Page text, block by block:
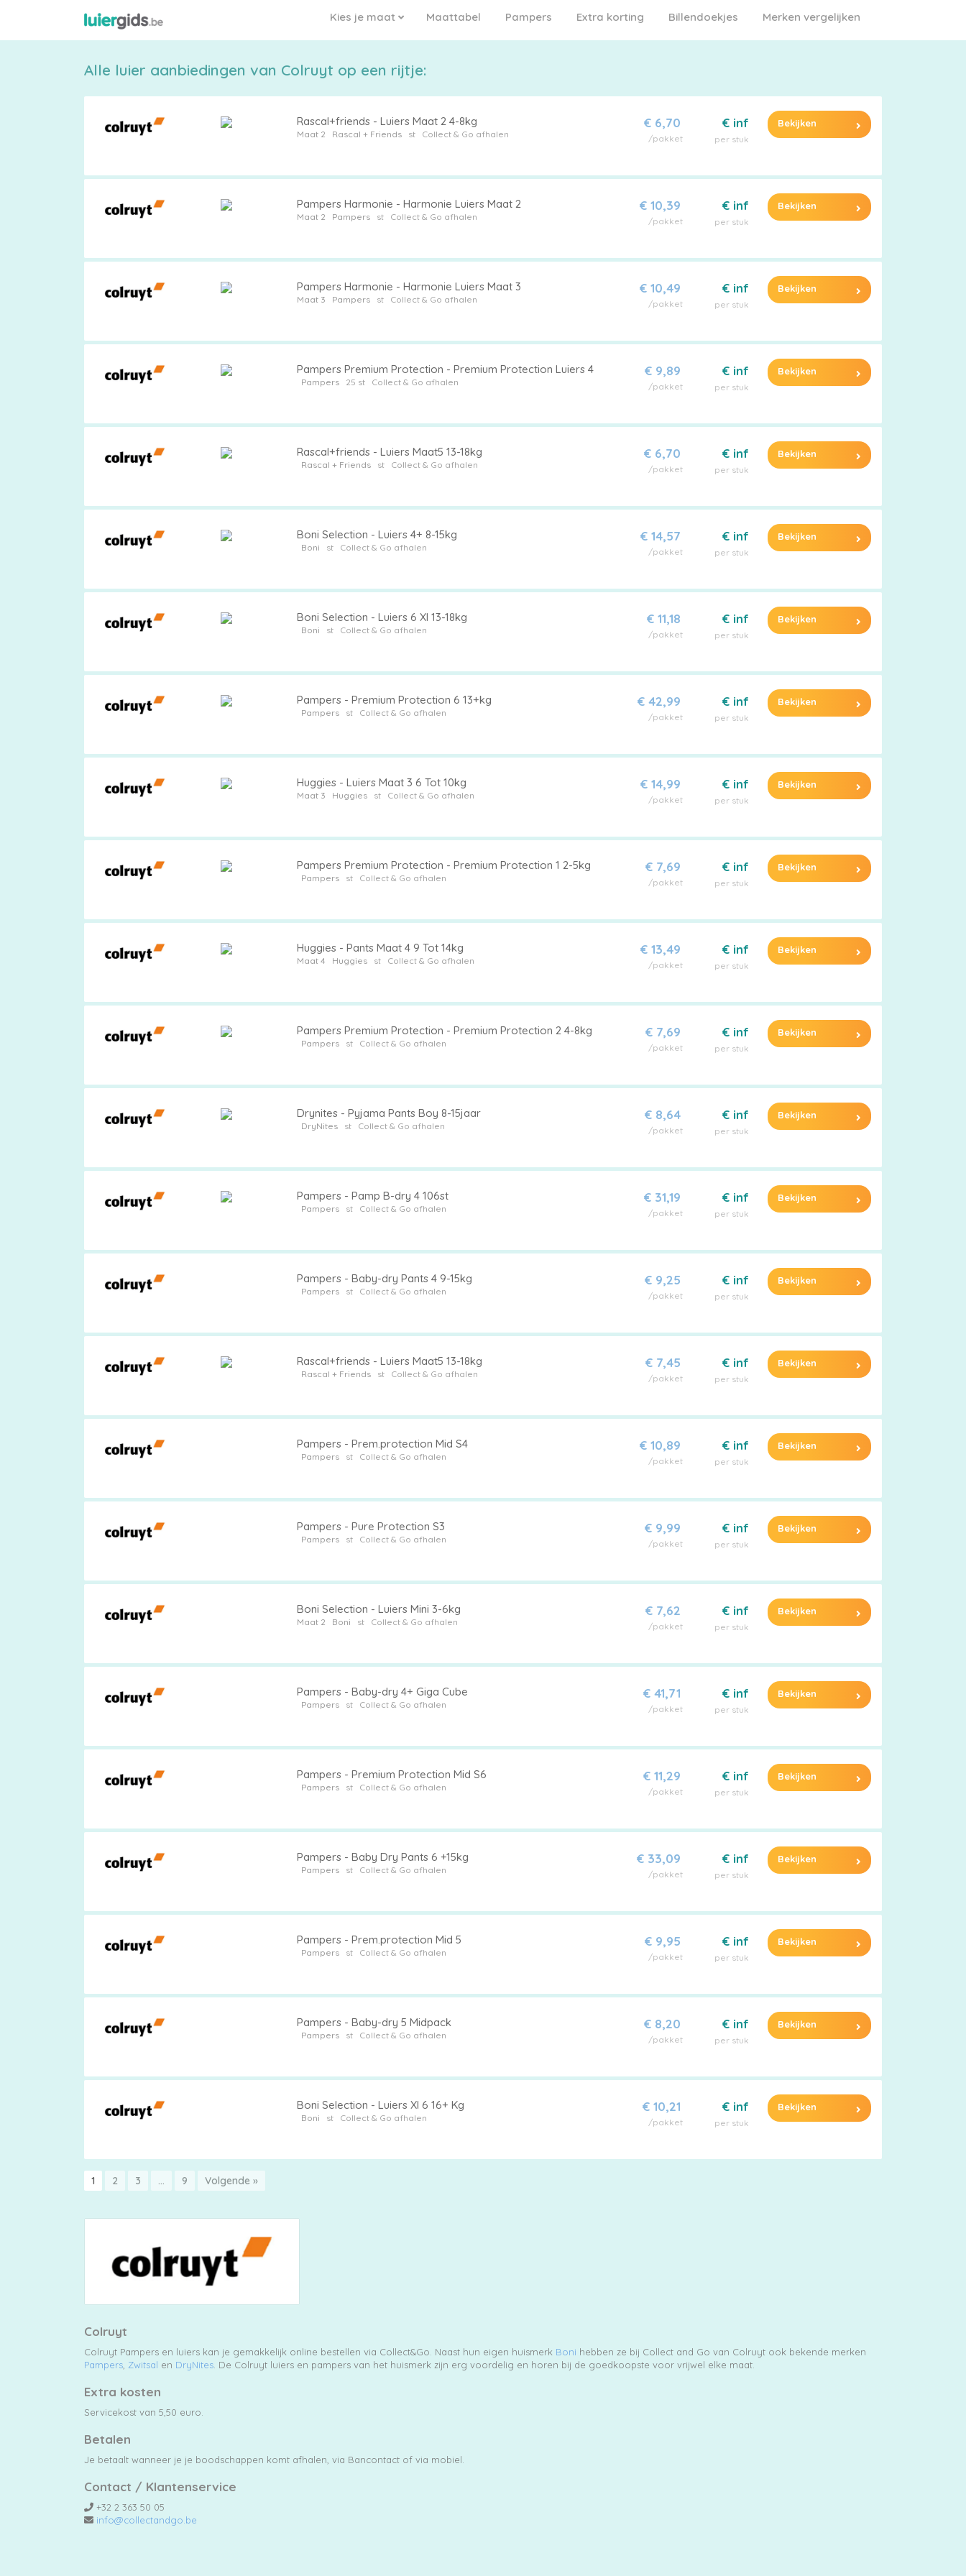
Maattabel
Billendoekjes
Maattabel
Kies je maat Pampers Extra korting Billendoekjes Merken vergelijken
Alle luier aanbiedingen van Colruyt op een rijtje:
Rascal+friends - Luiers Maat 2 4-8kg
Maat 2 Rascal + Friendsst Collect & Go afhalen
€ 6,70
/pakket
€ inf
per stuk
Bekijken
Pampers Harmonie - Harmonie Luiers Maat 2
Maat 2 Pampersst Collect & Go afhalen
€ 10,39
/pakket
€ inf
per stuk
Bekijken
Pampers Harmonie - Harmonie Luiers Maat 3
Maat 3 Pampersst Collect & Go afhalen
€ 10,49
/pakket
€ inf
per stuk
Bekijken
Pampers Premium Protection - Premium Protection Luiers 4
Pampers25 st Collect & Go afhalen
€ 9,89
/pakket
€ inf
per stuk
Bekijken
Rascal+friends - Luiers Maat5 13-18kg
Rascal + Friendsst Collect & Go afhalen
€ 6,70
/pakket
€ inf
per stuk
Bekijken
Boni Selection - Luiers 4+ 8-15kg
Boni st Collect & Go afhalen
€ 14,57
/pakket
€ inf
per stuk
Bekijken
Boni Selection - Luiers 6 Xl 13-18kg
Boni st Collect & Go afhalen
€ 11,18
/pakket
€ inf
per stuk
Bekijken
Pampers - Premium Protection 6 13+kg
Pampersst Collect & Go afhalen
€ 42,99
/pakket
€ inf
per stuk
Bekijken
Huggies - Luiers Maat 3 6 Tot 10kg
Maat 3 Huggiesst Collect & Go afhalen
€ 14,99
/pakket
€ inf
per stuk
Bekijken
Pampers Premium Protection - Premium Protection 1 2-5kg
Pampersst Collect & Go afhalen
€ 7,69
/pakket
€ inf
per stuk
Bekijken
Huggies - Pants Maat 4 9 Tot 14kg
Maat 4 Huggiesst Collect & Go afhalen
€ 13,49
/pakket
€ inf
per stuk
Bekijken
Pampers Premium Protection - Premium Protection 2 4-8kg
Pampersst Collect & Go afhalen
€ 7,69
/pakket
€ inf
per stuk
Bekijken
Drynites - Pyjama Pants Boy 8-15jaar
DryNitesst Collect & Go afhalen
€ 8,64
/pakket
€ inf
per stuk
Bekijken
Pampers - Pamp B-dry 4 106st
Pampersst Collect & Go afhalen
€ 31,19
/pakket
€ inf
per stuk
Bekijken
Pampers - Baby-dry Pants 4 9-15kg
Pampersst Collect & Go afhalen
€ 9,25
/pakket
€ inf
per stuk
Bekijken
Rascal+friends - Luiers Maat5 13-18kg
Rascal + Friendsst Collect & Go afhalen
€ 7,45
/pakket
€ inf
per stuk
Bekijken
Pampers - Prem.protection Mid S4
Pampersst Collect & Go afhalen
€ 10,89
/pakket
€ inf
per stuk
Bekijken
Pampers - Pure Protection S3
Pampersst Collect & Go afhalen
€ 9,99
/pakket
€ inf
per stuk
Bekijken
Boni Selection - Luiers Mini 3-6kg
Maat 2 Boni st Collect & Go afhalen
€ 7,62
/pakket
€ inf
per stuk
Bekijken
Pampers - Baby-dry 4+ Giga Cube
Pampersst Collect & Go afhalen
€ 41,71
/pakket
€ inf
per stuk
Bekijken
Pampers - Premium Protection Mid S6
Pampersst Collect & Go afhalen
€ 11,29
/pakket
€ inf
per stuk
Bekijken
Pampers - Baby Dry Pants 6 +15kg
Pampersst Collect & Go afhalen
€ 33,09
/pakket
€ inf
per stuk
Bekijken
Pampers - Prem.protection Mid 5
Pampersst Collect & Go afhalen
€ 9,95
/pakket
€ inf
per stuk
Bekijken
Pampers - Baby-dry 5 Midpack
Pampersst Collect & Go afhalen
€ 8,20
/pakket
€ inf
per stuk
Bekijken
Boni Selection - Luiers Xl 6 16+ Kg
Boni st Collect & Go afhalen
€ 10,21
/pakket
€ inf
per stuk
Bekijken
1 2 3 … 9 Volgende »
Colruyt
Colruyt Pampers en luiers kan je gemakkelijk online bestellen via Collect&Go. Naast hun eigen huismerk Boni hebben ze bij Collect and Go van Colruyt ook bekende merken
Pampers Zwitsal en DryNites . De Colruyt luiers en pampers van het huismerk zijn erg voordelig en horen bij de goedkoopste voor vrijwel elke maat.
Extra kosten
Servicekost van 5,50 euro.
Betalen
Je betaalt wanneer je je boodschappen komt afhalen, via Bancontact of via mobiel.
Contact / Klantenservice
+32 2 363 50 05
info@collectandgo.be